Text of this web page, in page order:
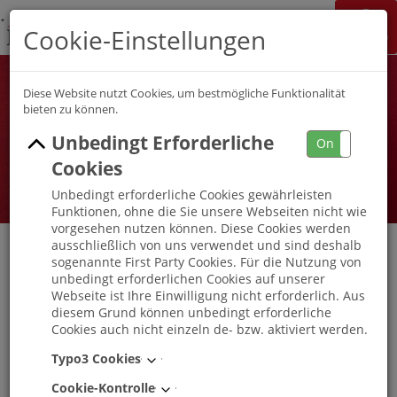
Jobchannel
Job Map
Ausbildung Koch (m/w/d) K&S
Seniorenresidenz Kummerfeld
Cookie-Einstellungen
Diese Website nutzt Cookies, um bestmögliche Funktionalität
bieten zu können.
Unbedingt Erforderliche
Cookies
On
Unbedingt erforderliche Cookies gewährleisten
Funktionen, ohne die Sie unsere Webseiten nicht wie
vorgesehen nutzen können. Diese Cookies werden
ausschließlich von uns verwendet und sind deshalb
sogenannte First Party Cookies. Für die Nutzung von
unbedingt erforderlichen Cookies auf unserer
Webseite ist Ihre Einwilligung nicht erforderlich. Aus
diesem Grund können unbedingt erforderliche
Cookies auch nicht einzeln de- bzw. aktiviert werden.
Typo3 Cookies
Cookie-Kontrolle